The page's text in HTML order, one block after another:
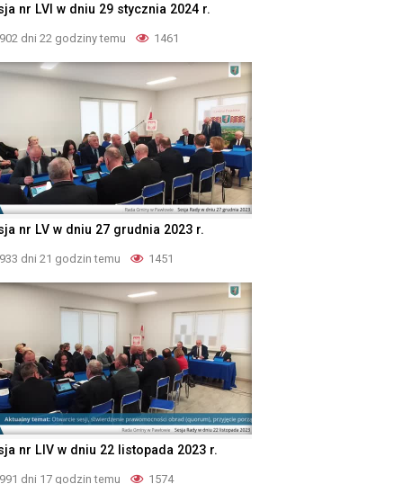
nr LVI w dniu 29 stycznia 2024 r.
902 dni 22 godziny temu 1461
nr LV w dniu 27 grudnia 2023 r.
933 dni 21 godzin temu 1451
nr LIV w dniu 22 listopada 2023 r.
991 dni 17 godzin temu 1574